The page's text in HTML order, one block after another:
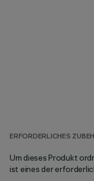
ERFORDERLICHES
Um dieses Produkt
ist eines der